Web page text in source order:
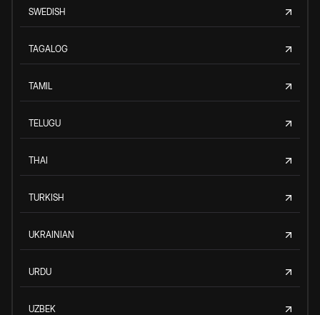
SWEDISH
TAGALOG
TAMIL
TELUGU
THAI
TURKISH
UKRAINIAN
URDU
UZBEK